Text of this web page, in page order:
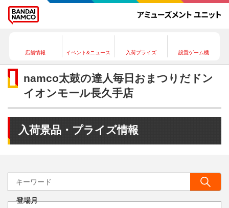
店舗情報 イベント&ニュース 入荷プライズ 設置ゲーム機
namco太鼓の達人毎日おまつりだドン
イオンモール長久手店
入荷景品・プライズ情報
登場月